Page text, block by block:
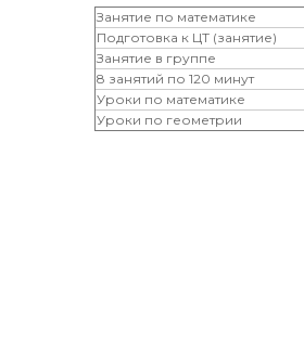
Занятие по математике
Подготовка к ЦТ (занятие)
Занятие в группе
8 занятий по 120 минут
Уроки по математике
Уроки по геометрии